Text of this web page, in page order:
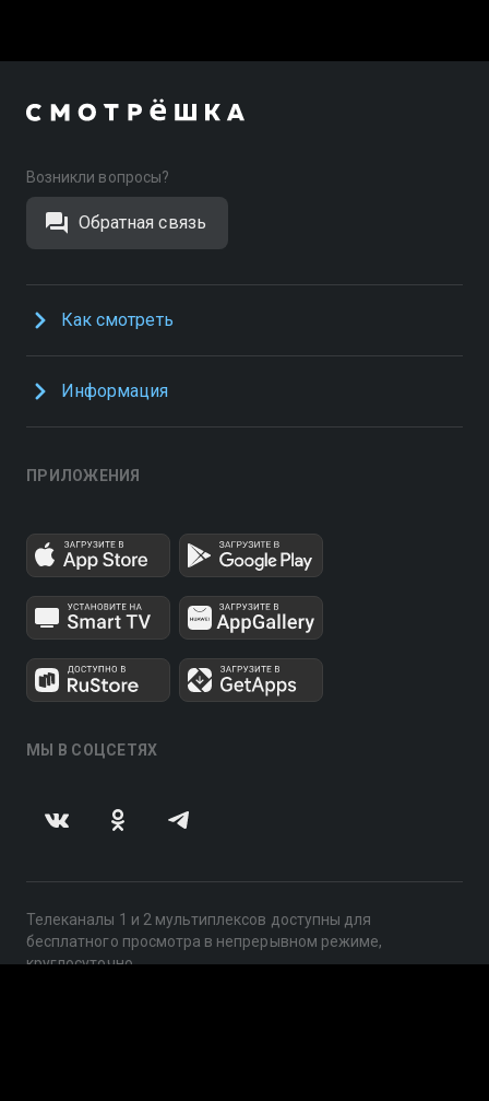
Возникли вопросы?
Обратная связь
Как смотреть
Информация
ПРИЛОЖЕНИЯ
МЫ В СОЦСЕТЯХ
Телеканалы 1 и 2 мультиплексов доступны для
бесплатного просмотра в непрерывном режиме,
круглосуточно.